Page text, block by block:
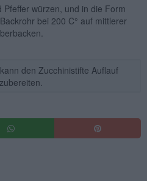
Pfeffer würzen, und in die Form
bei 200 C° auf mittlerer
den Zucchinistifte Auflauf